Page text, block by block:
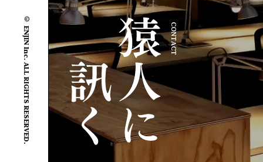
© ENJIN Inc. ALL RIGHTS RESERVED.
CONTACT